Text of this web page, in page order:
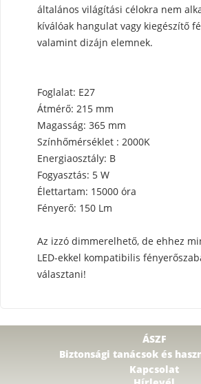
általános világítási célokra nem
kíválóak hangulat vagy kiegészítő
valamint dizájn elemnek.
Foglalat: E27
Átmérő: 215 mm
Magasság: 365 mm
Színhőmérséklet : 2000K
Energiaosztály: B
Fogyasztás: 5 W
Élettartam: 15000 óra
Fényerő: 150 Lm
Az izzó dimmerelhető, de ehhez
LED-ekkel kompatibilis
választani!
ÁSZF
Biztonsági tanácsok és
Kapcsolat